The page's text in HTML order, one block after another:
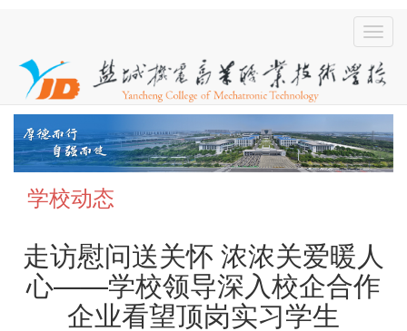
学校动态
走访慰问送关怀 浓浓关爱暖人
心——学校领导深入校企合作
企业看望顶岗实习学生